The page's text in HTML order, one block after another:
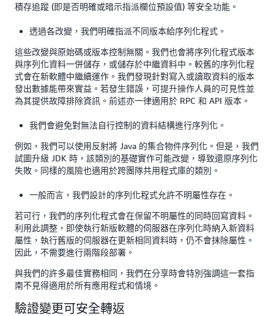
積存追蹤 (即是否明確或暗示指派欄位預設值) 等安全功能。
透過各改變，我們明確指派不同版本給序列化程式。
這些改變與原始碼或版本控制無關。我們也會將序列化程式版本
與序列化資料一併儲存，或儲存於中繼資料中。較舊的序列化程
式會在新軟體中繼續運作。我們發現針對寫入或讀取資料的版本
發出數據能帶來實益。若發生錯誤，可提升操作人員的可見性並
為其提供故障排除資訊。前述亦一律適用於 RPC 和 API 版本。
我們會避免對無法自行控制的資料結構進行序列化。
例如，我們可以使用反射將 Java 的集合物件序列化。但是，我們
試圖升級 JDK 時，該類別的基礎實作可能改變，導致還原序列化
失敗。同樣的風險也適用於跨團隊共用程式庫的類別。
一般而言，我們設計的序列化程式允許不明屬性存在。
若可行，我們的序列化程式會在保留不明屬性的同時回寫資料。
利用此調整，即使執行新版軟體的伺服器在序列化時納入新資料
屬性，執行舊版的伺服器在更新相同資料時，仍不會抹除屬性。
因此，不需要進行兩階段部署。
與我們的許多最佳實務相同，我們在分享時會特別強調這一套指
南不見得適用於所有應用程式和情境。
驗證變更可安全轉返